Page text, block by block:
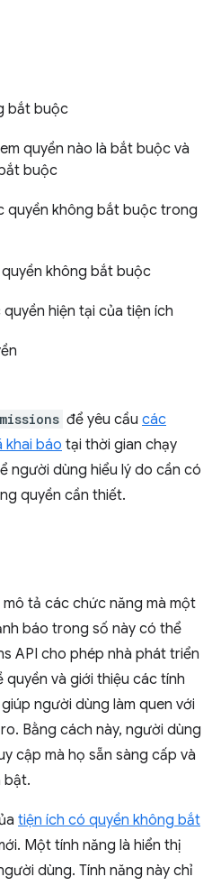
bắt buộc
quyền nào là bắt buộc và
buộc
quyền không bắt buộc trong
không bắt buộc
hiện tại của tiện ích
để yêu cầu các
khai báo tại thời gian chạy
người dùng hiểu lý do cần có
quyền cần thiết.
tả các chức năng mà một
báo trong số này có thể
API cho phép nhà phát triển
và giới thiệu các tính
người dùng làm quen với
Bằng cách này, người dùng
cập mà họ sẵn sàng cấp và
bật.
tiện ích có quyền không bắt
Một tính năng là hiển thị
dùng. Tính năng này chỉ